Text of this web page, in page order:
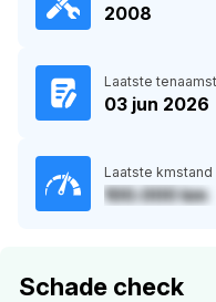
2008
Laatste
03 jun 2026
Laatste kmstand
100.000 km
Schade check